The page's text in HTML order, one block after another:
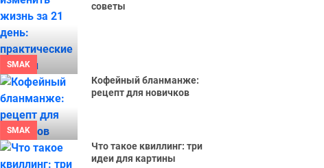
SMAK
советы
SMAK
Кофейный бланманже:
рецепт для новичков
Что такое квиллинг: три
идеи для картины